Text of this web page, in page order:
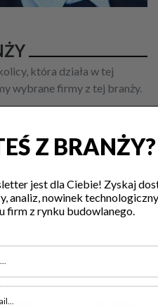
która działa w tej
wybrane firmy z tej branży.
Z BRANŻY?
jest dla Ciebie! Zyskaj
analiz, nowinek
firm z rynku budowlanego.